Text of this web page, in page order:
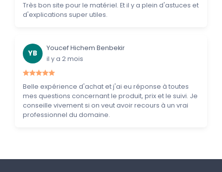
Très bon site pour le matériel. Et il y a plein d'astuces et
d'explications super utiles.
YB
Youcef Hichem Benbekir
il y a 2 mois
Belle expérience d'achat et j'ai eu réponse à toutes
mes questions concernant le produit, prix et le suivi. Je
conseille vivement si on veut avoir recours à un vrai
professionnel du domaine.